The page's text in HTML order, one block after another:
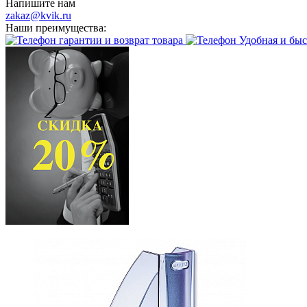
Напишите нам
zakaz@kvik.ru
Наши преимущества:
гарантии и возврат товара
Удобная и